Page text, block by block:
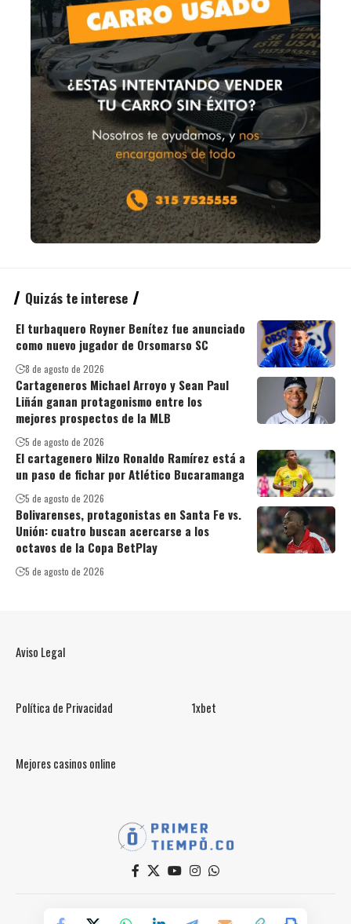
Quizás te interese
El turbaquero Royner Benítez fue anunciado
como nuevo jugador de Orsomarso SC
8 de agosto de 2026
Cartageneros Michael Arroyo y Sean Paul
Liñán ganan protagonismo entre los
mejores prospectos de la MLB
5 de agosto de 2026
El cartagenero Nilzo Ronaldo Ramírez está a
un paso de fichar por Atlético Bucaramanga
5 de agosto de 2026
Bolivarenses, protagonistas en Santa Fe vs.
Unión: cuatro buscan acercarse a los
octavos de la Copa BetPlay
5 de agosto de 2026
Aviso Legal
Política de Privacidad 1xbet
Mejores casinos online